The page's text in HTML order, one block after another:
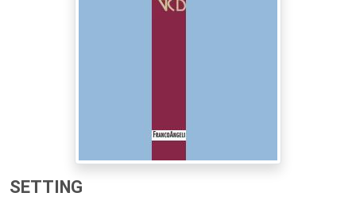
SETTING